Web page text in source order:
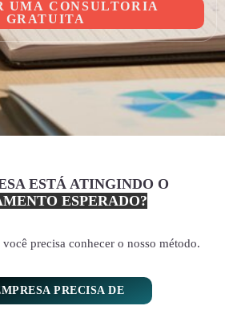
UMA CONSULTORIA
GRATUITA
ESTÁ ATINGINDO O
ESPERADO?
você precisa conhecer o nosso método.
PRECISA DE